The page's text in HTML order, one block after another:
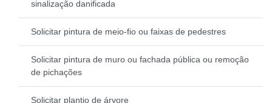
sinalização danificada
Solicitar pintura de meio-fio ou faixas de pedestres
Solicitar pintura de muro ou fachada pública ou remoção
de pichações
Solicitar plantio de árvore